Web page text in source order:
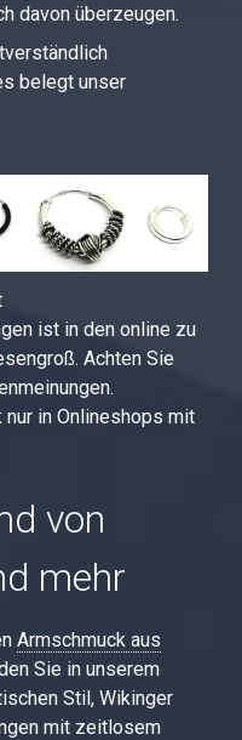
davon überzeugen.
belegt unser
ist in den online zu
Achten Sie
nur in Onlineshops mit
von
mehr
Armschmuck aus
Sie in unserem
Stil, Wikinger
mit zeitlosem